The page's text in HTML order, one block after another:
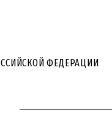
ФЕДЕРАЦИИ